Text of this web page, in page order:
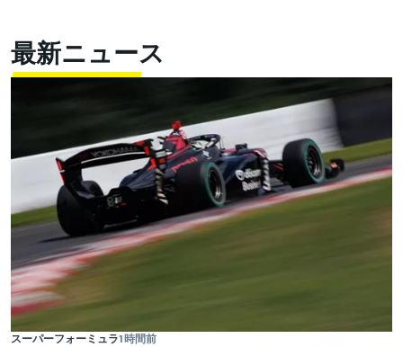
最新ニュース
スーパーフォーミュラ1 時間前